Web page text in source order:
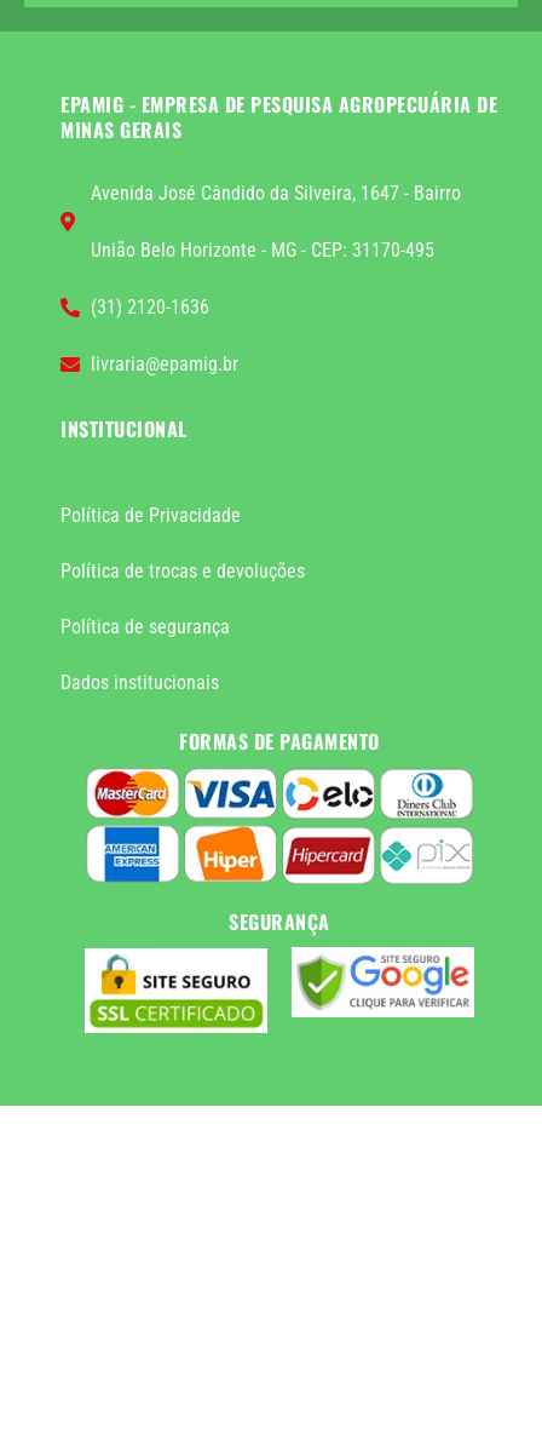
EPAMIG - EMPRESA DE PESQUISA AGROPECUÁRIA DE
MINAS GERAIS
Avenida José Cândido da Silveira, 1647 - Bairro
União Belo Horizonte - MG - CEP: 31170-495
(31) 2120-1636
livraria@epamig.br
INSTITUCIONAL
Política de Privacidade
Política de trocas e devoluções
Política de segurança
Dados institucionais
FORMAS DE PAGAMENTO
SEGURANÇA